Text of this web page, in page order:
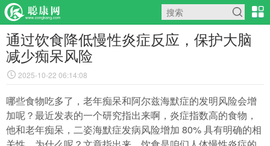
通过饮食降低慢性炎症反应，保护大脑
减少痴呆风险
2025-10-22 06:14:08
哪些食物吃多了，老年痴呆和阿尔兹海默症的发明风险会增
加呢？最近发表的一个研究指出来啊，炎症指数高的食物，
他和老年痴呆，二姿海默症发病风险增加 80% 具有明确的相